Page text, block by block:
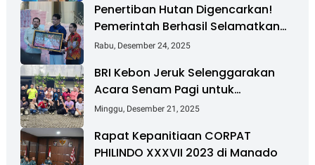
Penertiban Hutan Digencarkan!
Pemerintah Berhasil Selamatkan
Rp 6 T dan Kuasai Kembali 4 Juta
Rabu, Desember 24, 2025
BRI Kebon Jeruk Selenggarakan
Acara Senam Pagi untuk
Tingkatkan Kesehatan dan
Minggu, Desember 21, 2025
Rapat Kepanitiaan CORPAT
PHILINDO XXXVII 2023 di Manado